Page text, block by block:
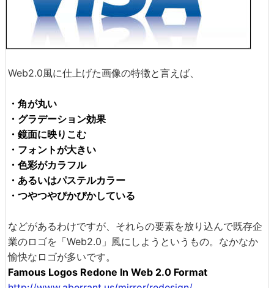
Web2.0風に仕上げた画像の特徴と言えば、
・角が丸い
・グラデーション効果
・鏡面に映りこむ
・フォントが大きい
・色彩がカラフル
・あるいはパステルカラー
・つやつやぴかぴかしている
などがあるわけですが、それらの要素を放り込んで既存企
業のロゴを「Web2.0」風にしようというもの。なかなか
愉快なロゴが多いです。
Famous Logos Redone In Web 2.0 Format